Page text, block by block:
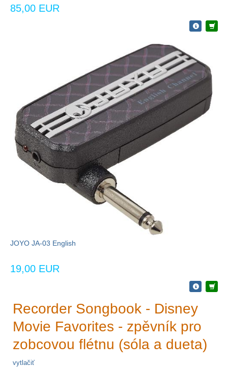
85,00 EUR
JOYO JA-03 English
19,00 EUR
Recorder Songbook - Disney
Movie Favorites - zpěvník pro
zobcovou flétnu (sóla a dueta)
vytlačiť